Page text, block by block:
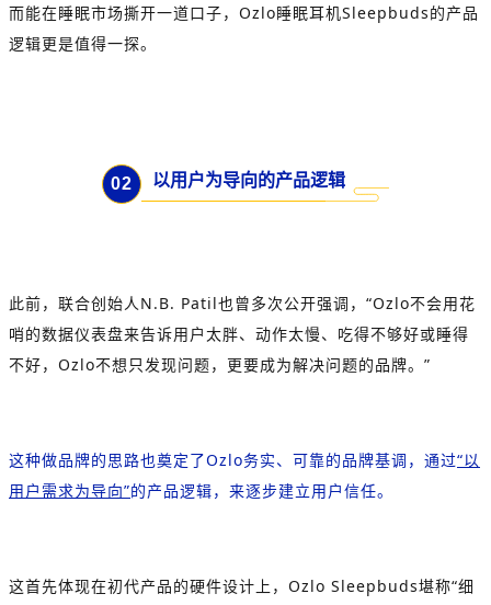
而能在睡眠市场撕开一道口子，Ozlo睡眠耳机Sleepbuds的产品
逻辑更是值得一探。
02 以用户为导向的产品逻辑
此前，联合创始人N.B. Patil也曾多次公开强调，“Ozlo不会用花
哨的数据仪表盘来告诉用户太胖、动作太慢、吃得不够好或睡得
不好，Ozlo不想只发现问题，更要成为解决问题的品牌。”
这种做品牌的思路也奠定了Ozlo务实、可靠的品牌基调，通过“以
用户需求为导向”的产品逻辑，来逐步建立用户信任。
这首先体现在初代产品的硬件设计上，Ozlo Sleepbuds堪称“细